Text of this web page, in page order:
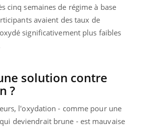
cinq semaines de régime à base
avaient des taux de
oxydé significativement plus faibles
solution contre
?
l'oxydation - comme pour une
deviendrait brune - est mauvaise